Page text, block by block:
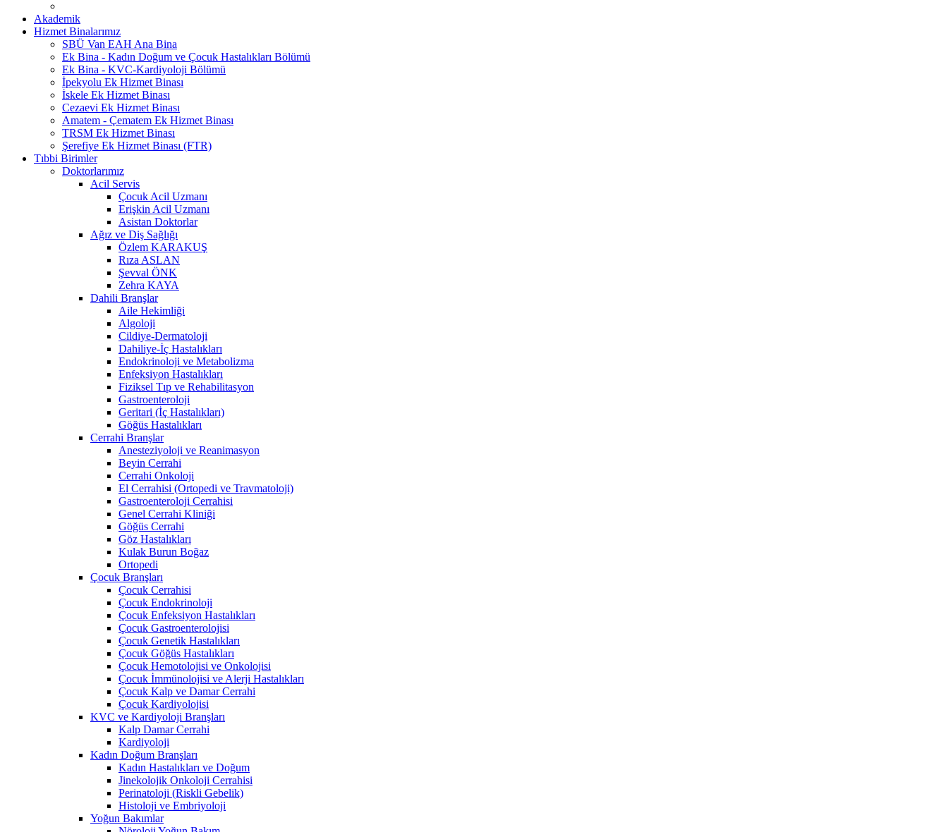
Akademik
Hizmet Binalarımız
SBÜ Van EAH Ana Bina
Ek Bina - Kadın Doğum ve Çocuk Hastalıkları Bölümü
Ek Bina - KVC-Kardiyoloji Bölümü
İpekyolu Ek Hizmet Binası
İskele Ek Hizmet Binası
Cezaevi Ek Hizmet Binası
Amatem - Çematem Ek Hizmet Binası
TRSM Ek Hizmet Binası
Şerefiye Ek Hizmet Binası (FTR)
Tıbbi Birimler
Doktorlarımız
Acil Servis
Çocuk Acil Uzmanı
Erişkin Acil Uzmanı
Asistan Doktorlar
Ağız ve Diş Sağlığı
Özlem KARAKUŞ
Rıza ASLAN
Şevval ÖNK
Zehra KAYA
Dahili Branşlar
Aile Hekimliği
Algoloji
Cildiye-Dermatoloji
Dahiliye-İç Hastalıkları
Endokrinoloji ve Metabolizma
Enfeksiyon Hastalıkları
Fiziksel Tıp ve Rehabilitasyon
Gastroenteroloji
Geritari (İç Hastalıkları)
Göğüs Hastalıkları
Cerrahi Branşlar
Anesteziyoloji ve Reanimasyon
Beyin Cerrahi
Cerrahi Onkoloji
El Cerrahisi (Ortopedi ve Travmatoloji)
Gastroenteroloji Cerrahisi
Genel Cerrahi Kliniği
Göğüs Cerrahi
Göz Hastalıkları
Kulak Burun Boğaz
Ortopedi
Çocuk Branşları
Çocuk Cerrahisi
Çocuk Endokrinoloji
Çocuk Enfeksiyon Hastalıkları
Çocuk Gastroenterolojisi
Çocuk Genetik Hastalıkları
Çocuk Göğüs Hastalıkları
Çocuk Hemotolojisi ve Onkolojisi
Çocuk İmmünolojisi ve Alerji Hastalıkları
Çocuk Kalp ve Damar Cerrahi
Çocuk Kardiyolojisi
KVC ve Kardiyoloji Branşları
Kalp Damar Cerrahi
Kardiyoloji
Kadın Doğum Branşları
Kadın Hastalıkları ve Doğum
Jinekolojik Onkoloji Cerrahisi
Perinatoloji (Riskli Gebelik)
Histoloji ve Embriyoloji
Yoğun Bakımlar